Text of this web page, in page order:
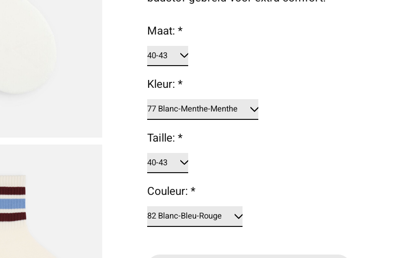
Maat:*
Kleur:*
Taille:*
Couleur:*